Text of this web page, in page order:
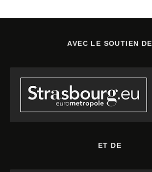
AVEC LE SOUTIEN DE
ET DE